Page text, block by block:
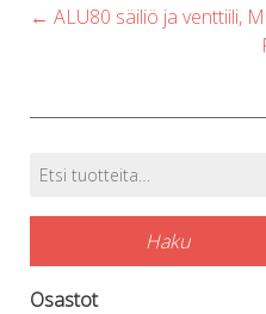
Post
← ALU80 säiliö ja venttiili,
Tuotehaku
Etsi:
Haku
Osastot